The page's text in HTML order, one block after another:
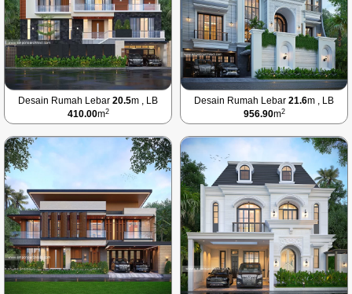
Desain Rumah Lebar 20.5m , LB
410.00m2
Desain Rumah Lebar 21.6m , LB
956.90m2